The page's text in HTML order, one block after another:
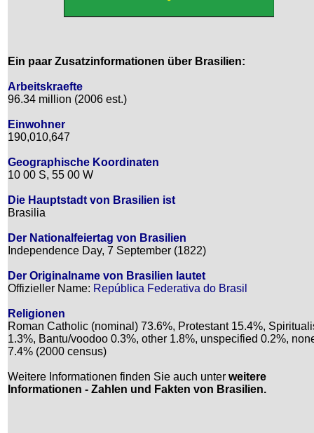
Ein paar Zusatzinformationen über Brasilien:
Arbeitskraefte
96.34 million (2006 est.)
Einwohner
190,010,647
Geographische Koordinaten
10 00 S, 55 00 W
Die Hauptstadt von Brasilien ist
Brasilia
Der Nationalfeiertag von Brasilien
Independence Day, 7 September (1822)
Der Originalname von Brasilien lautet
Offizieller Name: República Federativa do Brasil
Religionen
Roman Catholic (nominal) 73.6%, Protestant 15.4%,
1.3%, Bantu/voodoo 0.3%, other 1.8%, unspecified 0.2%,
7.4% (2000 census)
Weitere Informationen finden Sie auch unter weitere
Informationen - Zahlen und Fakten von Brasilien.